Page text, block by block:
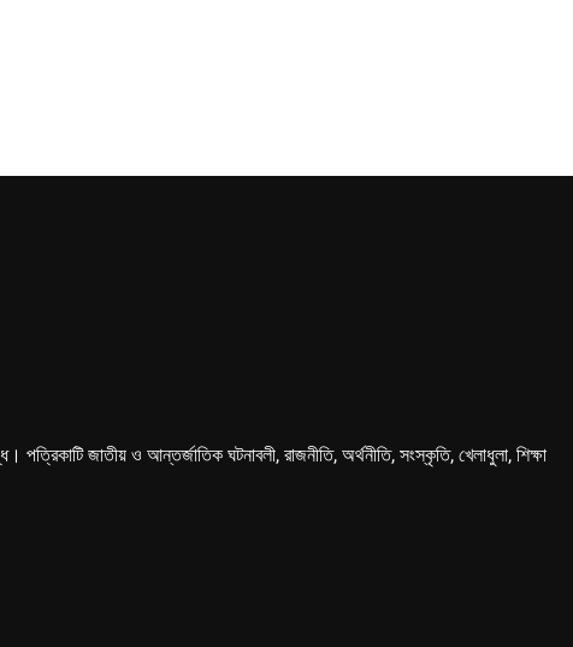
জাতীয় ও আন্তর্জাতিক ঘটনাবলী, রাজনীতি, অর্থনীতি, সংস্কৃতি, খেলাধুলা, শিক্ষা